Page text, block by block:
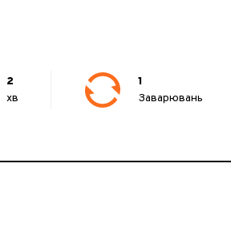
2
хв
1
Заварювань